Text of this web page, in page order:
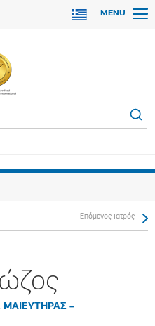
MENU
Επόμενος ιατρός
–